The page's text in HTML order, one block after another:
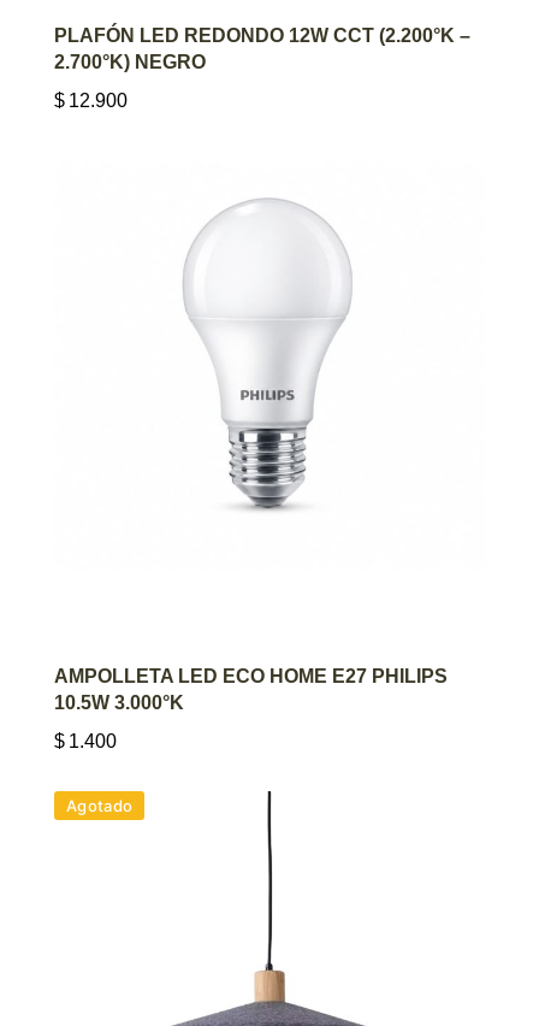
AGREGAR AL CARRITO
PLAFÓN LED REDONDO 12W CCT (2.200°K –
2.700°K) NEGRO
$ 12.900
AGREGAR AL CARRITO
AMPOLLETA LED ECO HOME E27 PHILIPS
10.5W 3.000°K
$ 1.400
Agotado